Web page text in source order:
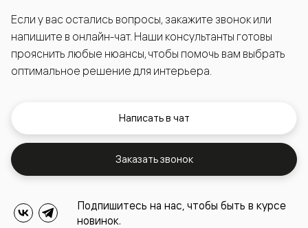
Если у вас остались вопросы, закажите звонок или
напишите в онлайн-чат. Наши консультанты готовы
прояснить любые нюансы, чтобы помочь вам выбрать
оптимальное решение для интерьера.
Написать в чат
Заказать звонок
Подпишитесь на нас, чтобы быть в курсе
новинок.